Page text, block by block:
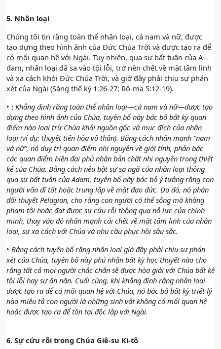
5. Nhân loại
Chúng tôi tin rằng toàn thể nhân loại, cả nam và nữ, được
tạo dựng theo hình ảnh của Đức Chúa Trời và được tạo ra để
có mối quan hệ với Ngài. Tuy nhiên, qua sự bất tuân của A-
đam, nhân loại đã sa vào tội lỗi, trở nên chết về mặt tâm linh
và xa cách khỏi Đức Chúa Trời, và giờ đây phải chịu sự phán
xét của Ngài (Sáng thế ký 1:26-27; Rô-ma 5:12-19).
• : Khẳng định rằng toàn thể nhân loại—cả nam và nữ—được tạo
dựng theo hình ảnh của Chúa, tuyên bố này bác bỏ bất kỳ quan
điểm nào loại trừ Chúa khỏi nguồn gốc và mục đích của nhân
loại (ví dụ: thuyết tiến hóa vô thần). Bằng cách nhấn mạnh “nam
và nữ”, nó duy trì quan điểm nhị nguyên về giới tính, phản bác
các quan điểm hiện đại phủ nhận bản chất nhị nguyên trong thiết
kế của Chúa. Bằng cách nêu bật sự sa ngã của nhân loại thông
qua sự bất tuân của Adam, tuyên bố này bác bỏ ý tưởng rằng con
người vốn dĩ tốt hoặc trung lập về mặt đạo đức. Do đó, nó phản
đối thuyết Pelagian, cho rằng con người có thể sống mà không
phạm tội hoặc đạt được sự cứu rỗi thông qua nỗ lực của chính
mình, thay vào đó nhấn mạnh cái chết về mặt tâm linh của nhân
loại, sự xa cách với Chúa và nhu cầu phục hồi sâu sắc.
• Bằng cách tuyên bố rằng nhân loại giờ đây phải chịu sự phán
xét của Chúa, tuyên bố này phủ nhận bất kỳ học thuyết nào cho
rằng tất cả mọi người chắc chắn sẽ được hòa giải với Chúa bất kể
tội lỗi hay sự ăn năn. Cuối cùng, khi khẳng định rằng nhân loại
được tạo ra để có mối quan hệ với Chúa, nó bác bỏ bất kỳ triết lý
nào miêu tả con người là những sinh vật không có mối quan hệ
hoặc được tạo ra để tồn tại độc lập với Ngài.
6. Sự cứu rỗi trong Chúa Giê-su Ki-tô